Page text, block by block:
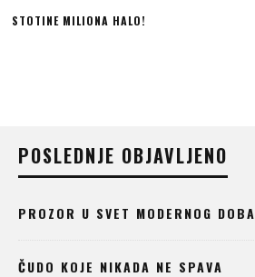
STOTINE MILIONA HALO!
POSLEDNJE OBJAVLJENO
PROZOR U SVET MODERNOG DOBA
ČUDO KOJE NIKADA NE SPAVA